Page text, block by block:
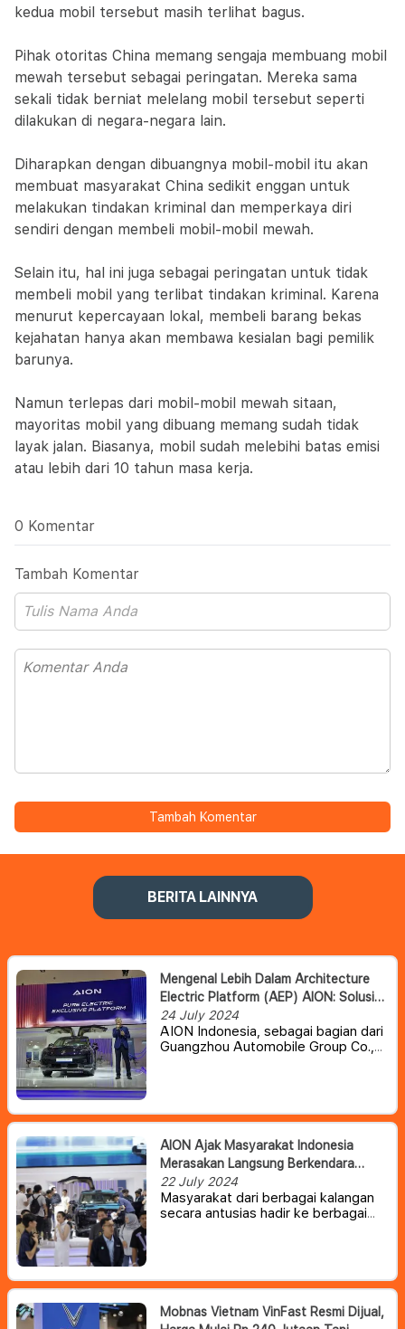
kedua mobil tersebut masih terlihat bagus.
Pihak otoritas China memang sengaja membuang mobil
mewah tersebut sebagai peringatan. Mereka sama
sekali tidak berniat melelang mobil tersebut seperti
dilakukan di negara-negara lain.
Diharapkan dengan dibuangnya mobil-mobil itu akan
membuat masyarakat China sedikit enggan untuk
melakukan tindakan kriminal dan memperkaya diri
sendiri dengan membeli mobil-mobil mewah.
Selain itu, hal ini juga sebagai peringatan untuk tidak
membeli mobil yang terlibat tindakan kriminal. Karena
menurut kepercayaan lokal, membeli barang bekas
kejahatan hanya akan membawa kesialan bagi pemilik
barunya.
Namun terlepas dari mobil-mobil mewah sitaan,
mayoritas mobil yang dibuang memang sudah tidak
layak jalan. Biasanya, mobil sudah melebihi batas emisi
atau lebih dari 10 tahun masa kerja.
0 Komentar
Tambah Komentar
Tambah Komentar
BERITA LAINNYA
Mengenal Lebih Dalam Architecture
Electric Platform (AEP) AION: Solusi
Berkendara Cerdas Dan Ramah
Lingkungan Untuk Konsumen
Indonesia
24 July 2024
AION Indonesia, sebagai bagian dari
Guangzhou Automobile Group Co.,
listrik terkemuka yang menempati
peringkat kedua mobil kendaraan
listrik di China dan peringkat ketiga
dunia sebagai mobil listrik terbaik,
AION mengedepankan perpaduan
teknologi EV+ICV (intelligent
connected vehicle).
AION Ajak Masyarakat Indonesia
Merasakan Langsung Berkendara
Dengan Kecanggihan Teknologi Dari
EV AION
22 July 2024
Masyarakat dari berbagai kalangan
secara antusias hadir ke berbagai
termasuk booth AION yang terletak
di Hall 3.
Mobnas Vietnam VinFast Resmi Dijual,